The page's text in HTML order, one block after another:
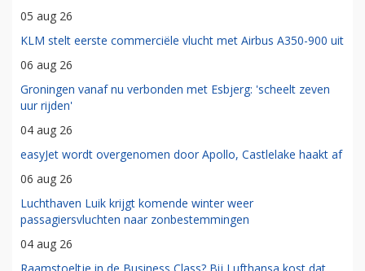
05 aug 26
KLM stelt eerste commerciële vlucht met Airbus A350-900 uit
06 aug 26
Groningen vanaf nu verbonden met Esbjerg: 'scheelt zeven
uur rijden'
04 aug 26
easyJet wordt overgenomen door Apollo, Castlelake haakt af
06 aug 26
Luchthaven Luik krijgt komende winter weer
passagiersvluchten naar zonbestemmingen
04 aug 26